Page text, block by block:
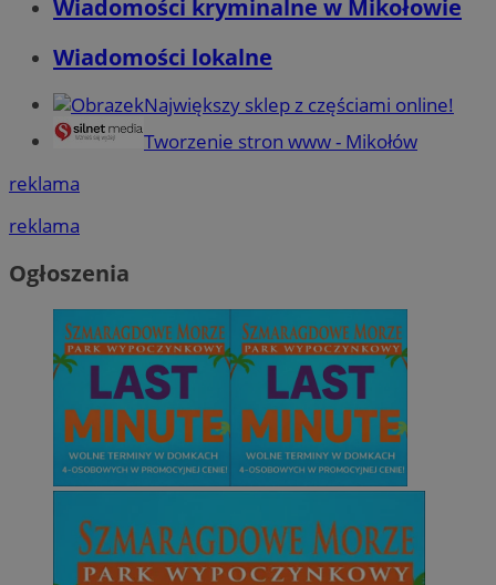
Wiadomości kryminalne w Mikołowie
Wiadomości lokalne
Największy sklep z częściami online!
Tworzenie stron www - Mikołów
reklama
reklama
Ogłoszenia